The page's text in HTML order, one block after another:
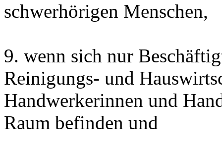
schwerhörigen Menschen,
9. wenn sich nur
Reinigungs- und
Handwerkerinnen und
Raum befinden und